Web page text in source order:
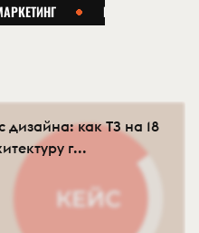
дизайна: как ТЗ на 18
г...